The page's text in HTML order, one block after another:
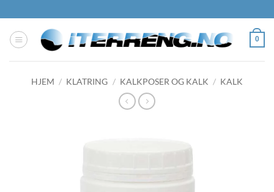
to
content
0
HJEM / KLATRING / KALKPOSER OG KALK / KALK